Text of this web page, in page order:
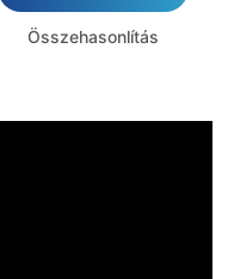
Összehasonlítás